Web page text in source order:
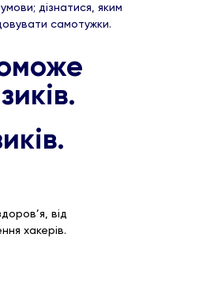
дізнатися, яким
самотужки.
від
хакерів.